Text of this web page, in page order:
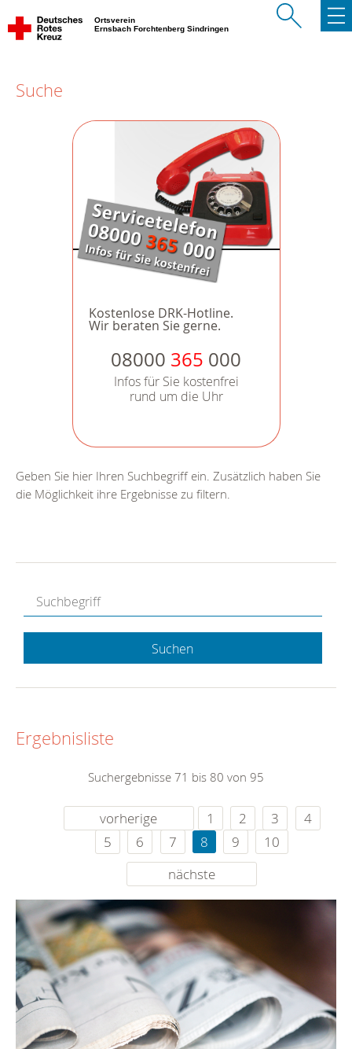
Ortsverein
Ernsbach Forchtenberg Sindringen
Suche
Kostenlose DRK-Hotline.
Wir beraten Sie gerne.
08000 365 000
Infos für Sie kostenfrei
rund um die Uhr
Geben Sie hier Ihren Suchbegriff ein. Zusätzlich haben Sie
die Möglichkeit ihre Ergebnisse zu filtern.
Suchen
Ergebnisliste
Suchergebnisse 71 bis 80 von 95
vorherige 1 2 3
4
5
6 7 8 9
10
nächste